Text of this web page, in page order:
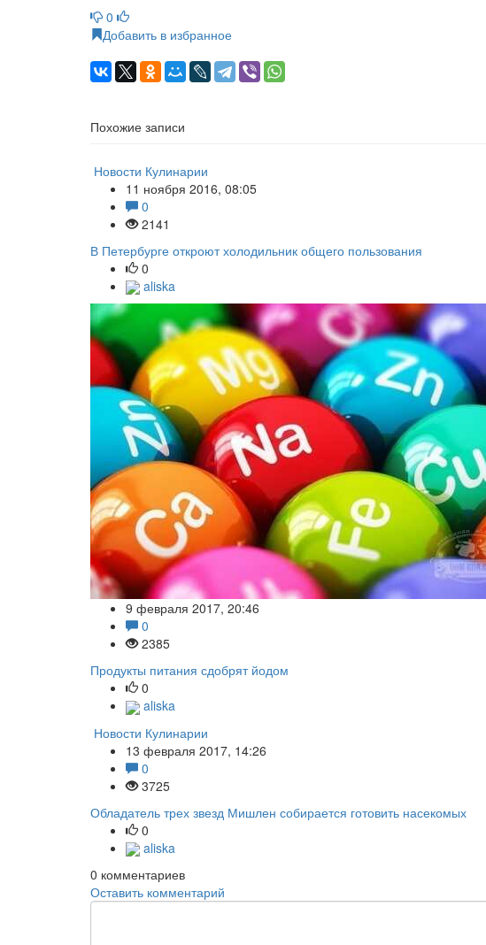
0
Добавить в избранное
Похожие записи
Новости Кулинарии
11 ноября 2016, 08:05
0
2141
В Петербурге откроют холодильник общего пользования
0
aliska
9 февраля 2017, 20:46
0
2385
Продукты питания сдобрят йодом
0
aliska
Новости Кулинарии
13 февраля 2017, 14:26
0
3725
Обладатель трех звезд Мишлен собирается готовить насекомых
0
aliska
0 комментариев
Оставить комментарий